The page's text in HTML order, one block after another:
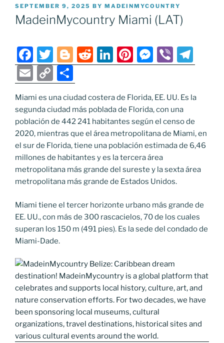
POSTED
ON
SEPTEMBER 9, 2025 BY MADEINMYCOUNTRY
MadeinMycountry Miami (LAT)
F
a
c
e
b
o
o
k
T
w
itt
er
Bl
o
g
g
er
R
e
di
t
Li
n
e
dI
n
Pi
nt
e
st
M
e
e
n
g
er
Vi
b el
gr
a
m
E
m
ai
l
C
o
p
y
Li
n
k
h
ar
e
Miami es una ciudad costera de Florida, EE. UU. Es la
segunda ciudad más poblada de Florida, con una
población de 442 241 habitantes según el censo de
2020, mientras que el área metropolitana de Miami, en
el sur de Florida, tiene una población estimada de 6,46
millones de habitantes y es la tercera área
metropolitana más grande del sureste y la sexta área
metropolitana más grande de Estados Unidos.
Miami tiene el tercer horizonte urbano más grande de
EE. UU., con más de 300 rascacielos, 70 de los cuales
superan los 150 m (491 pies). Es la sede del condado de
Miami-Dade.